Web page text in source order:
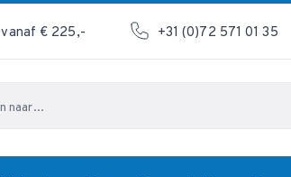
vanaf € 225,- +31 (0)72 571 01 35